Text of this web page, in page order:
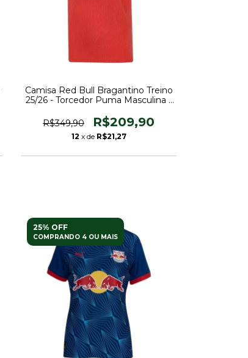
Camisa Red Bull Bragantino Treino
25/26 - Torcedor Puma Masculina -
R$349,90
R$209,90
12 x de R$21,27
25% OFF
COMPRANDO 4 OU MAIS